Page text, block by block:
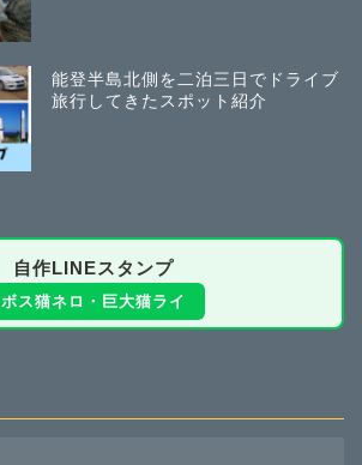
能登半島北側を二泊三日でドライブ
旅行してきたスポット紹介
自作LINEスタンプ
ボス猫ネロ・巨大猫ライ